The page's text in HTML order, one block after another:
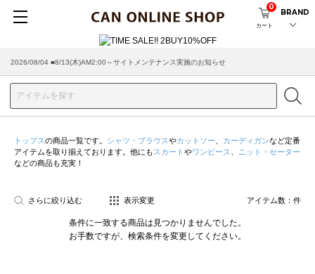
カート
0
BRAND
2026/08/04 ■8/13(木)AM2:00～サイトメンテナンス実施のお知らせ
2026/07/29 ■【お知らせ】ヤマト運輸の配送遅延・停止について
トップスの商品一覧です。 シャツ・ブラウスやカットソー カーディガンなど定番
アイテムを取り揃えております。他にも スカート やワンピース
ニット・セーター
などの商品も充実！
さらに絞り込む 表示変更 アイテム数： 件
条件に一致する商品は見つかりませんでした。
お手数ですが、検索条件を変更してください。